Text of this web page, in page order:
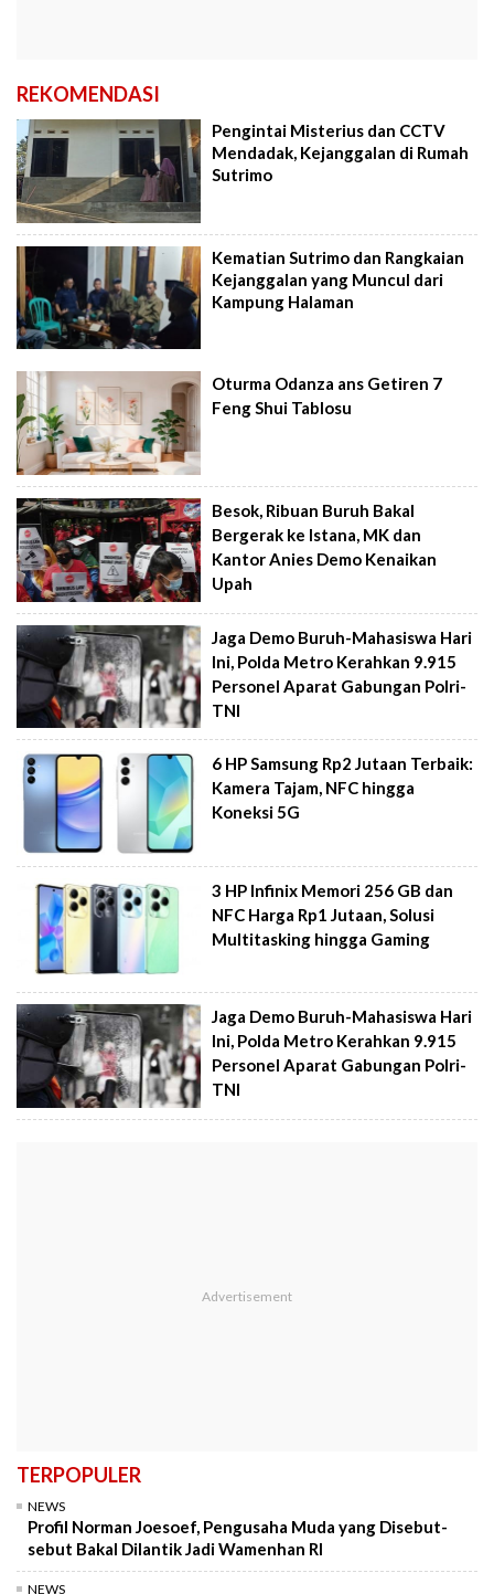
REKOMENDASI
Pengintai Misterius dan CCTV
Mendadak, Kejanggalan di Rumah
Sutrimo
Kematian Sutrimo dan Rangkaian
Kejanggalan yang Muncul dari
Kampung Halaman
Oturma Odanza ans Getiren 7
Feng Shui Tablosu
Besok, Ribuan Buruh Bakal
Bergerak ke Istana, MK dan
Kantor Anies Demo Kenaikan
Upah
Jaga Demo Buruh-Mahasiswa Hari
Ini, Polda Metro Kerahkan 9.915
Personel Aparat Gabungan Polri-
TNI
6 HP Samsung Rp2 Jutaan Terbaik:
Kamera Tajam, NFC hingga
Koneksi 5G
3 HP Infinix Memori 256 GB dan
NFC Harga Rp1 Jutaan, Solusi
Multitasking hingga Gaming
Jaga Demo Buruh-Mahasiswa Hari
Ini, Polda Metro Kerahkan 9.915
Personel Aparat Gabungan Polri-
TNI
TERPOPULER
NEWS
Profil Norman Joesoef, Pengusaha Muda yang Disebut-
sebut Bakal Dilantik Jadi Wamenhan RI
NEWS